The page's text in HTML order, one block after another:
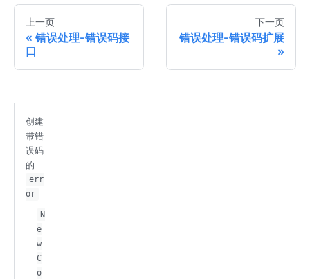
上一页
错误处理-错误码接
口
下一页
错误处理-错误码扩展
创建
带错
误码
的
err
or
N
e
w
C
o